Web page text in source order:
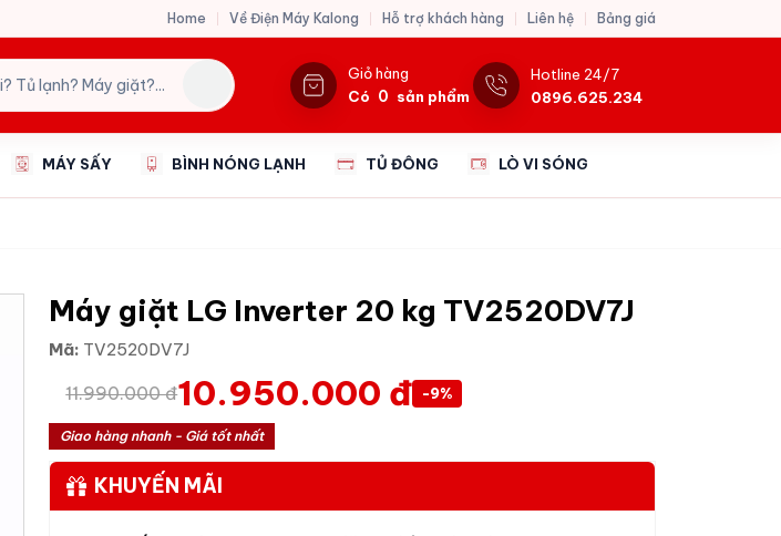
Home Về Điện Máy Kalong Hỗ trợ khách hàng Liên hệ Bảng giá
Giỏ hàng
Có 0 sản phẩm
Hotline 24/7
0896.625.234
MÁY SẤY BÌNH NÓNG LẠNH TỦ ĐÔNG LÒ VI SÓNG
Máy giặt LG Inverter 20 kg TV2520DV7J
Mã: TV2520DV7J
11.990.000 đ10.950.000 đ -9%
Giao hàng nhanh - Giá tốt nhất
KHUYẾN MÃI